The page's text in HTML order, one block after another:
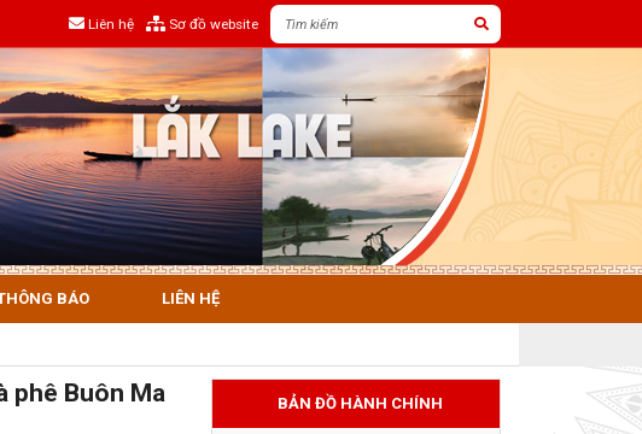
Liên hệ Sơ đồ website
BÁO LIÊN HỆ
phê Buôn Ma
BẢN ĐỒ HÀNH CHÍNH